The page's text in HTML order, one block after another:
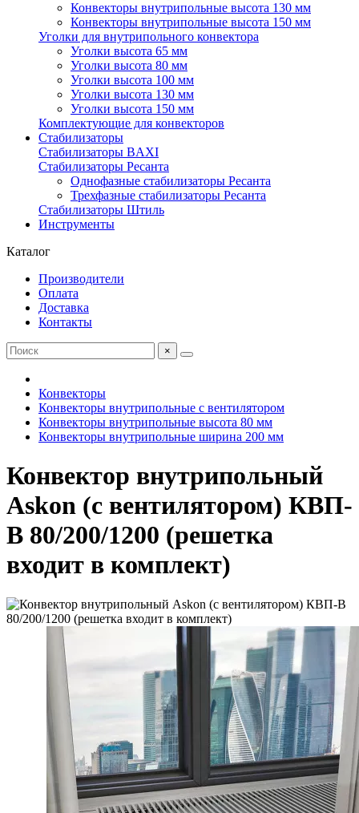
Конвекторы внутрипольные высота 130 мм
Конвекторы внутрипольные высота 150 мм
Уголки для внутрипольного конвектора
Уголки высота 65 мм
Уголки высота 80 мм
Уголки высота 100 мм
Уголки высота 130 мм
Уголки высота 150 мм
Комплектующие для конвекторов
Стабилизаторы
Стабилизаторы BAXI
Стабилизаторы Ресанта
Однофазные стабилизаторы Ресанта
Трехфазные стабилизаторы Ресанта
Стабилизаторы Штиль
Инструменты
Каталог
Производители
Оплата
Доставка
Контакты
×
Конвекторы
Конвекторы внутрипольные с вентилятором
Конвекторы внутрипольные высота 80 мм
Конвекторы внутрипольные ширина 200 мм
Конвектор внутрипольный
Askon (с вентилятором) КВП-
В 80/200/1200 (решетка
входит в комплект)